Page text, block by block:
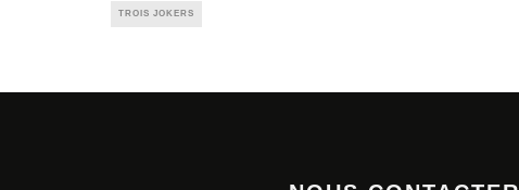
TROIS JOKERS